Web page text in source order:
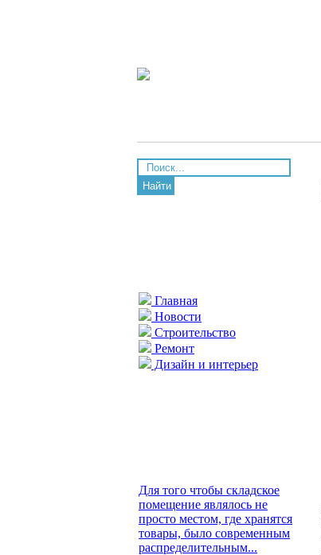
Найти
Главная
Новости
Строительство
Ремонт
Дизайн и интерьер
Для того чтобы складское
помещение являлось не
просто местом, где хранятся
товары, было современным
распределительным...